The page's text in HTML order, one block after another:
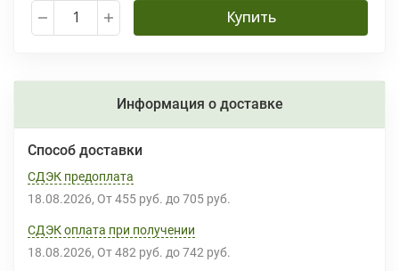
Купить
Информация о доставке
Способ доставки
СДЭК предоплата
18.08.2026 От 455 руб. до 705 руб.
СДЭК оплата при получении
18.08.2026 От 482 руб. до 742 руб.